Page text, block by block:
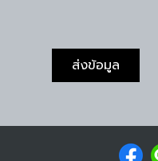
ส่งข้อมูล